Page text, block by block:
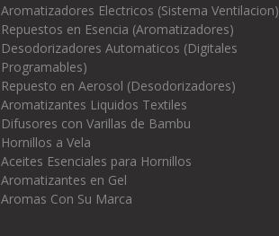
Aromatizadores Electricos (Sistema Ventilacion)
Repuestos en Esencia (Aromatizadores)
Desodorizadores Automaticos (Digitales
Programables)
Repuesto en Aerosol (Desodorizadores)
Aromatizantes Liquidos Textiles
Difusores con Varillas de Bambu
Hornillos a Vela
Aceites Esenciales para Hornillos
Aromatizantes en Gel
Aromas Con Su Marca